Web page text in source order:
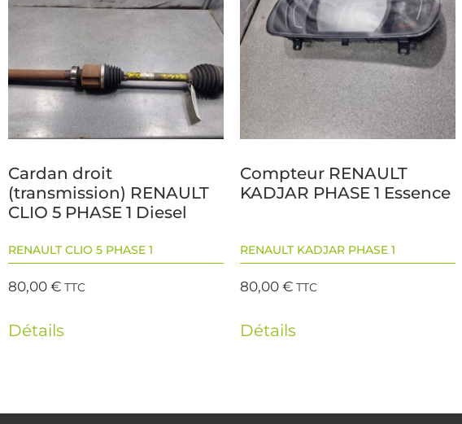
Cardan droit
(transmission) RENAULT
CLIO 5 PHASE 1 Diesel
RENAULT CLIO 5 PHASE 1
80,00€ TTC
Détails
Compteur RENAULT
KADJAR PHASE 1 Essence
RENAULT KADJAR PHASE 1
80,00€ TTC
Détails